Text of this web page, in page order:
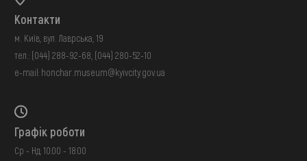
Контакти
м. Київ, вул. Лаврська, 19
тел.: (044) 288-92-68 (044) 280-52-10
e-mail: honchar.museum@kyivcity.gov.ua
Графік роботи
Ср - Нд: 10:00 - 18:00